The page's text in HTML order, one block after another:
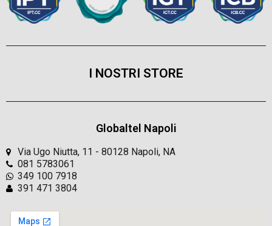
I NOSTRI STORE
Globaltel Napoli
Via Ugo Niutta, 11 - 80128 Napoli, NA
081 5783061
349 100 7918
391 471 3804